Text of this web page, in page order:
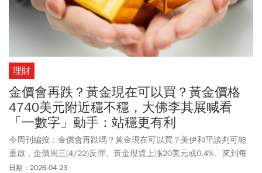
理財
金價會再跌？黃金現在可以買？黃金價格
4740美元附近穩不穩，大佛李其展喊看
「一數字」動手：站穩更有利
今周刊編按：金價會再跌嗎？黃金現在可以買？美伊和平談判可能
重啟，金價周三(4/22)反彈。黃金現貨上漲20美元或0.4%、來到每
盎司4740美元，6月期金則是上漲39美元或0.8%，來到4758美元。
日期：2026-04-23